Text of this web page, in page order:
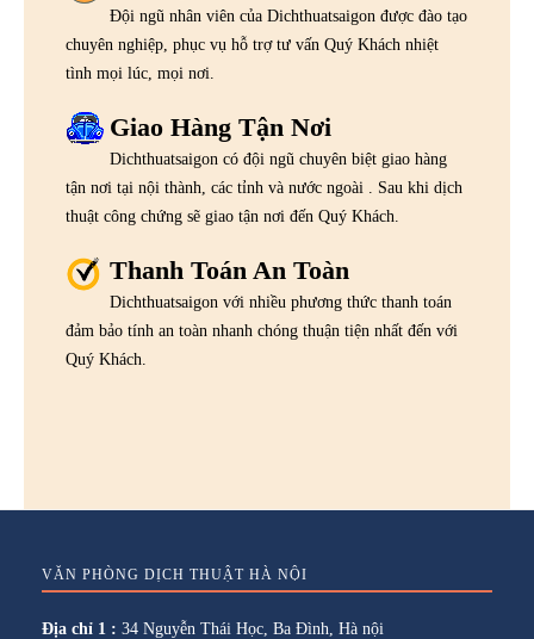
Đội ngũ nhân viên của Dichthuatsaigon được đào tạo
chuyên nghiệp, phục vụ hỗ trợ tư vấn Quý Khách nhiệt
tình mọi lúc, mọi nơi.
Giao Hàng Tận Nơi
Dichthuatsaigon có đội ngũ chuyên biệt giao hàng
tận nơi tại nội thành, các tỉnh và nước ngoài . Sau khi dịch
thuật công chứng sẽ giao tận nơi đến Quý Khách.
Thanh Toán An Toàn
Dichthuatsaigon với nhiều phương thức thanh toán
đảm bảo tính an toàn nhanh chóng thuận tiện nhất đến với
Quý Khách.
VĂN PHÒNG DỊCH THUẬT HÀ NỘI
Địa chỉ 1 : 34 Nguyễn Thái Học, Ba Đình, Hà nội